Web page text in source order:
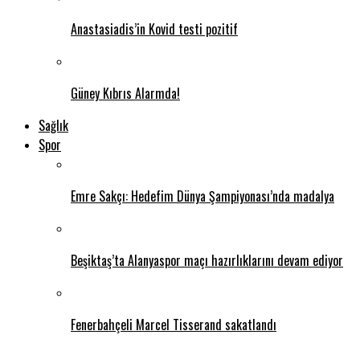
Anastasiadis’in Kovid testi pozitif
Güney Kıbrıs Alarmda!
Sağlık
Spor
Emre Sakçı: Hedefim Dünya Şampiyonası’nda madalya
Beşiktaş’ta Alanyaspor maçı hazırlıklarını devam ediyor
Fenerbahçeli Marcel Tisserand sakatlandı